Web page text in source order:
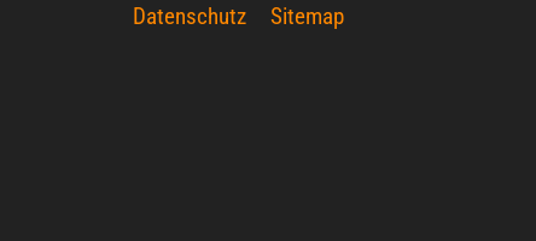
Datenschutz
Sitemap